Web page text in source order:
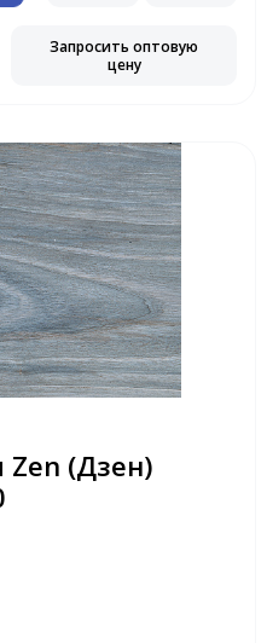
Запросить оптовую
цену
Zen (Дзен)